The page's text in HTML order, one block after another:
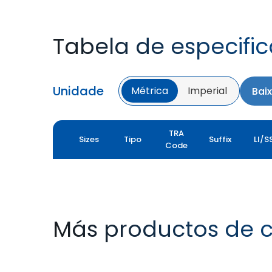
Tabela de
Unidade Métrica Imperial
Sizes Tipo
TRA
Code
Suffix LI/
Más productos de